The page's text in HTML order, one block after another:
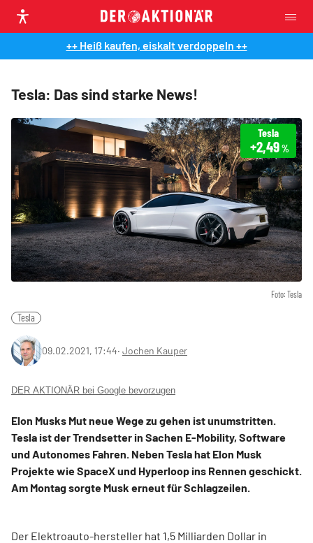
++ Heiß kaufen, eiskalt verdoppeln ++
Tesla: Das sind starke News!
Foto: Tesla
Tesla
+2,49%
Tesla
09.02.2021, 17:44‧ Jochen Kauper
DER AKTIONÄR bei Google bevorzugen
Elon Musks Mut neue Wege zu gehen ist unumstritten.
Tesla ist der Trendsetter in Sachen E-Mobility, Software
und Autonomes Fahren. Neben Tesla hat Elon Musk
Projekte wie SpaceX und Hyperloop ins Rennen geschickt.
Am Montag sorgte Musk erneut für Schlagzeilen.
Der Elektroauto-hersteller hat 1,5 Milliarden Dollar in